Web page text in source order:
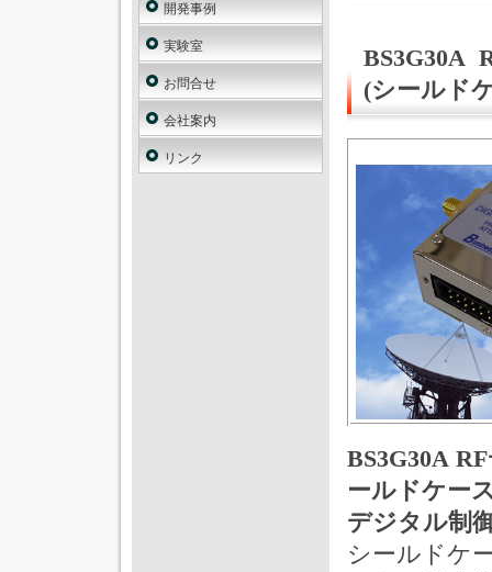
開発事例
実験室
お問合せ
会社案内
リンク
BS3G30A
(シールド
BS3G30A
ールドケー
デジタル制
シールドケ